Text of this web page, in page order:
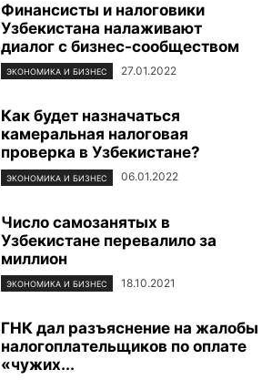
Финансисты и налоговики
Узбекистана налаживают
диалог с бизнес-сообществом
ЭКОНОМИКА И БИЗНЕС 27.01.2022
Как будет назначаться
камеральная налоговая
проверка в Узбекистане?
ЭКОНОМИКА И БИЗНЕС 06.01.2022
Число самозанятых в
Узбекистане перевалило за
миллион
ЭКОНОМИКА И БИЗНЕС 18.10.2021
ГНК дал разъяснение на жалобы
налогоплательщиков по оплате
«чужих...